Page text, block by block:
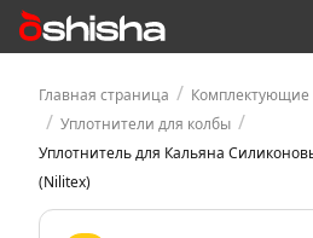
Главная страница / Комплектующие
/ Уплотнители для колбы /
Уплотнитель для Кальяна
(Nilitex)